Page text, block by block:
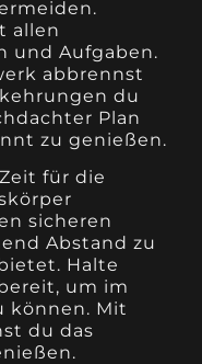
allen
und Aufgaben.
abbrennst
du
Plan
zu genießen.
für die
sicheren
Abstand zu
Halte
um im
können. Mit
du das